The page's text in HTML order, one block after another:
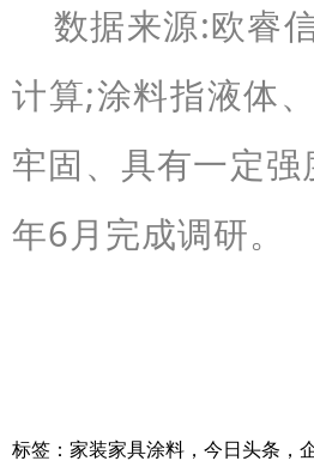
数据来源:欧睿
计算;涂料指液体
牢固、具有一定
年6月完成调研。
标签： 家装家具涂料 ， 今日头条 ，